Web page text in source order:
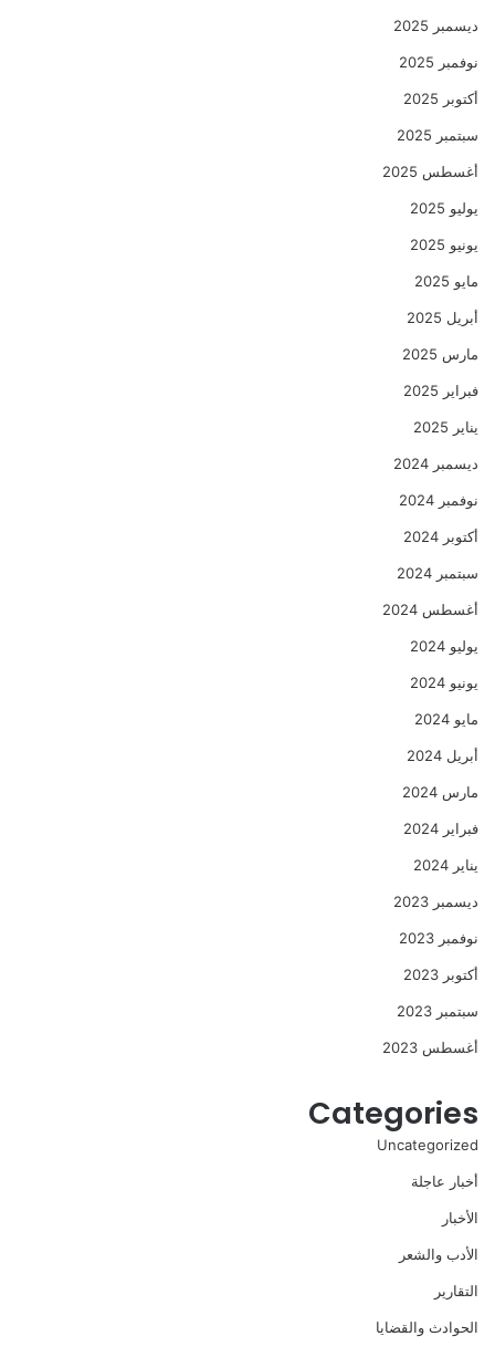
ديسمبر 2025
نوفمبر 2025
أكتوبر 2025
سبتمبر 2025
أغسطس 2025
يوليو 2025
يونيو 2025
مايو 2025
أبريل 2025
مارس 2025
فبراير 2025
يناير 2025
ديسمبر 2024
نوفمبر 2024
أكتوبر 2024
سبتمبر 2024
أغسطس 2024
يوليو 2024
يونيو 2024
مايو 2024
أبريل 2024
مارس 2024
فبراير 2024
يناير 2024
ديسمبر 2023
نوفمبر 2023
أكتوبر 2023
سبتمبر 2023
أغسطس 2023
Categories
Uncategorized
أخبار عاجلة
الأخبار
الأدب والشعر
التقارير
الحوادث والقضايا